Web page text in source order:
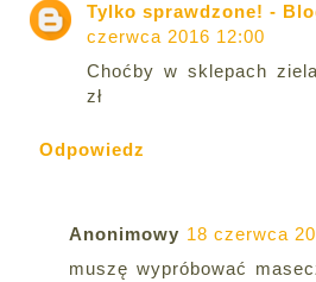
Tylko sprawdzone! -
czerwca 2016 12:00
Choćby w sklepach
zł
Odpowiedz
Anonimowy 18 czerwca
muszę wypróbować